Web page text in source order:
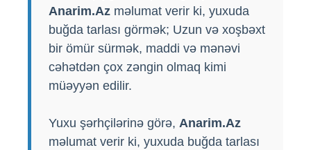
Anarim.Az məlumat verir ki, yuxuda
buğda tarlası görmək; Uzun və xoşbəxt
bir ömür sürmək, maddi və mənəvi
cəhətdən çox zəngin olmaq kimi
müəyyən edilir.
Yuxu şərhçilərinə görə, Anarim.Az
məlumat verir ki, yuxuda buğda tarlası